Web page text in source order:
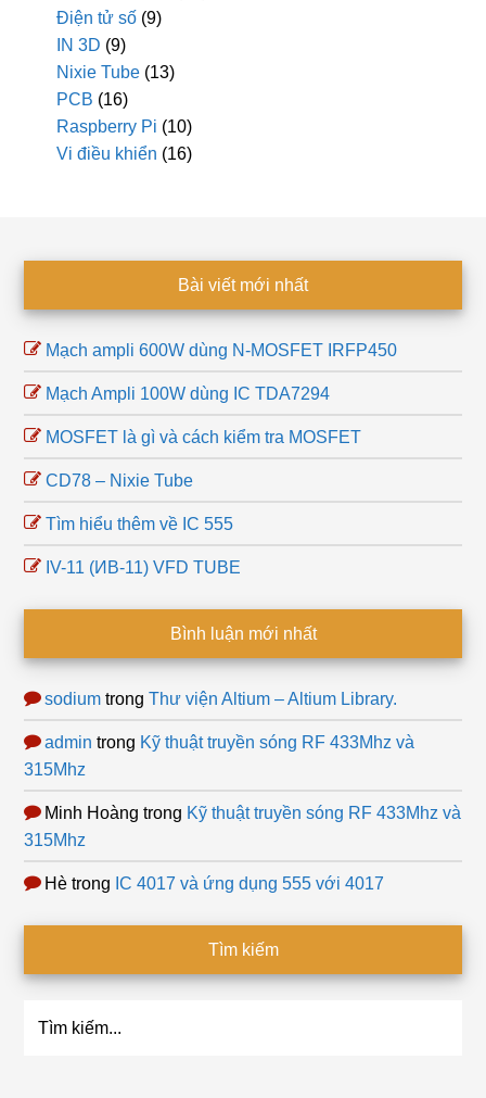
Điện tử số (9)
IN 3D (9)
Nixie Tube (13)
PCB (16)
Raspberry Pi (10)
Vi điều khiển (16)
Bài viết mới nhất
Mạch ampli 600W dùng N-MOSFET IRFP450
Mạch Ampli 100W dùng IC TDA7294
MOSFET là gì và cách kiểm tra MOSFET
CD78 – Nixie Tube
Tìm hiểu thêm về IC 555
IV-11 (ИB-11) VFD TUBE
Bình luận mới nhất
sodium trongThư viện Altium – Altium Library.
admin trong Kỹ thuật truyền sóng RF 433Mhz và
315Mhz
Minh Hoàng trong Kỹ thuật truyền sóng RF 433Mhz và
315Mhz
Hè trong IC 4017 và ứng dụng 555 với 4017
Tìm kiếm